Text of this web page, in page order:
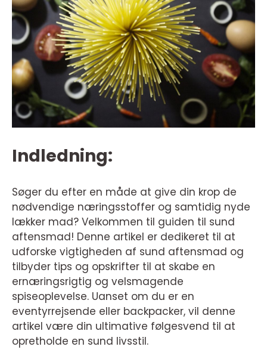
Indledning:
Søger du efter en måde at give din krop de
nødvendige næringsstoffer og samtidig nyde
lækker mad? Velkommen til guiden til sund
aftensmad! Denne artikel er dedikeret til at
udforske vigtigheden af sund aftensmad og
tilbyder tips og opskrifter til at skabe en
ernæringsrigtig og velsmagende
spiseoplevelse. Uanset om du er en
eventyrrejsende eller backpacker, vil denne
artikel være din ultimative følgesvend til at
opretholde en sund livsstil.